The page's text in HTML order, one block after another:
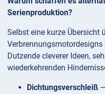
Serienproduktion?
Selbst eine kurze Übersicht
Dutzende cleverer Ideen,
wiederkehrenden
Dichtungsverschleiß